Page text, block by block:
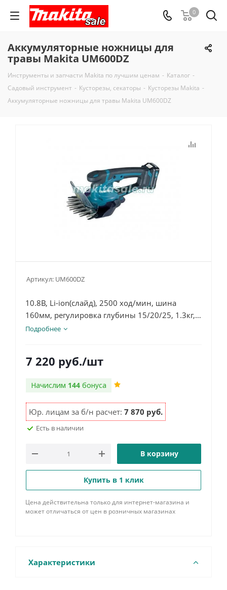
0
Аккумуляторные ножницы для
травы Makita UM600DZ
Инструменты и запчасти Makita по лучшим ценам - Каталог -
Садовый инструмент - Кусторезы, секаторы - Кусторезы Makita -
Аккумуляторные ножницы для травы Makita UM600DZ
Артикул: UM600DZ
10.8В, Li-ion(слайд), 2500 ход/мин, шина
160мм, регулировка глубины 15/20/25, 1.3кг,
коробка, CXT технология, без аккумулятора и
Подробнее
7 220 руб./шт
Начислим 144 бонуса
Юр. лицам за б/н расчет: 7 870 руб.
Есть в наличии
В корзину
Купить в 1 клик
Цена действительна только для интернет-магазина и
может отличаться от цен в розничных магазинах
Характеристики